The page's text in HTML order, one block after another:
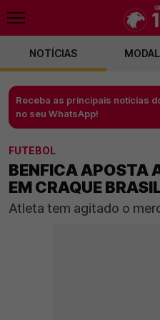
NOTÍCIAS
Receba as principais notícias
no seu WhatsApp!
FUTEBOL
BENFICA APOSTA
EM CRAQUE
Atleta tem agitado o